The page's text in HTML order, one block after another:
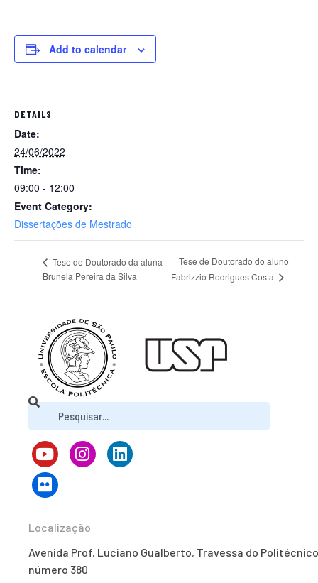
Add to calendar
DETAILS
Date:
24/06/2022
Time:
09:00 - 12:00
Event Category:
Dissertações de Mestrado
Tese de Doutorado da aluna
Brunela Pereira da Silva
Tese de Doutorado do aluno
Fabrizzio Rodrigues Costa
Localização
Avenida Prof. Luciano Gualberto, Travessa do
número 380